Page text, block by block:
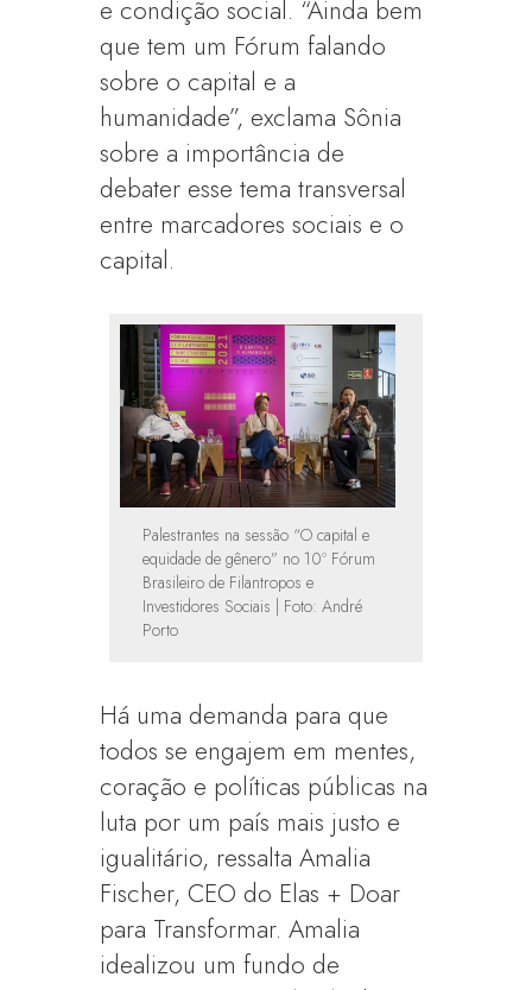
e condição social. “Ainda bem
que tem um Fórum falando
sobre o capital e a
humanidade”, exclama Sônia
sobre a importância de
debater esse tema transversal
entre marcadores sociais e o
capital.
Palestrantes na sessão “O capital e
equidade de gênero” no 10º Fórum
Brasileiro de Filantropos e
Investidores Sociais | Foto: André
Porto
Há uma demanda para que
todos se engajem em mentes,
coração e políticas públicas na
luta por um país mais justo e
igualitário, ressalta Amalia
Fischer, CEO do Elas + Doar
para Transformar. Amalia
idealizou um fundo de